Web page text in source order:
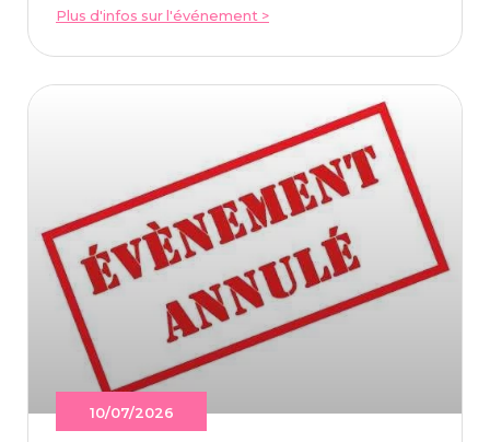
Plus d'infos sur l'événement >
10/07/2026